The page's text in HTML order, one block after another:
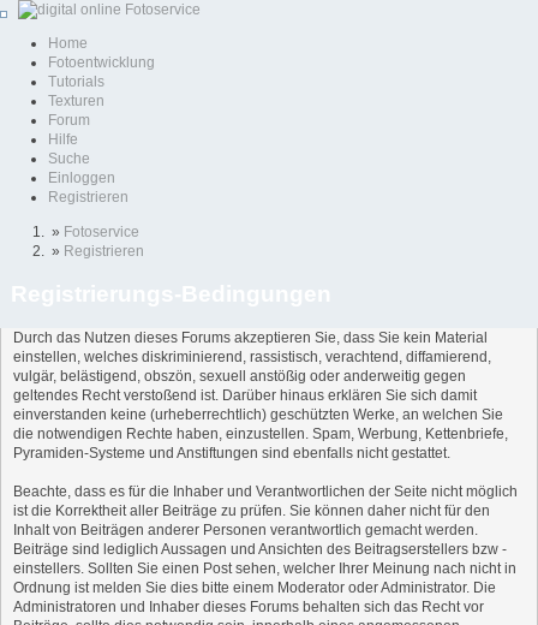
Home
Fotoentwicklung
Tutorials
Texturen
Forum
Hilfe
Suche
Einloggen
Registrieren
» Fotoservice
» Registrieren
Durch das Nutzen dieses Forums akzeptieren Sie, dass Sie kein Material
einstellen, welches diskriminierend, rassistisch, verachtend, diffamierend,
vulgär, belästigend, obszön, sexuell anstößig oder anderweitig gegen
geltendes Recht verstoßend ist. Darüber hinaus erklären Sie sich damit
einverstanden keine (urheberrechtlich) geschützten Werke, an welchen Sie
die notwendigen Rechte haben, einzustellen. Spam, Werbung, Kettenbriefe,
Pyramiden-Systeme und Anstiftungen sind ebenfalls nicht gestattet.
Beachte, dass es für die Inhaber und Verantwortlichen der Seite nicht möglich
ist die Korrektheit aller Beiträge zu prüfen. Sie können daher nicht für den
Inhalt von Beiträgen anderer Personen verantwortlich gemacht werden.
Beiträge sind lediglich Aussagen und Ansichten des Beitragserstellers bzw -
einstellers. Sollten Sie einen Post sehen, welcher Ihrer Meinung nach nicht in
Ordnung ist melden Sie dies bitte einem Moderator oder Administrator. Die
Administratoren und Inhaber dieses Forums behalten sich das Recht vor